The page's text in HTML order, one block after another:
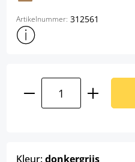
Artikelnummer: 312561
Toon meer productinformatie
Kleur:donkergrijsselect